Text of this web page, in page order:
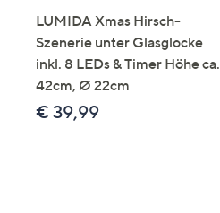
LUMIDA Xmas Hirsch-
Szenerie unter Glasglocke
inkl. 8 LEDs & Timer Höhe ca.
42cm, Ø 22cm
€ 39,99